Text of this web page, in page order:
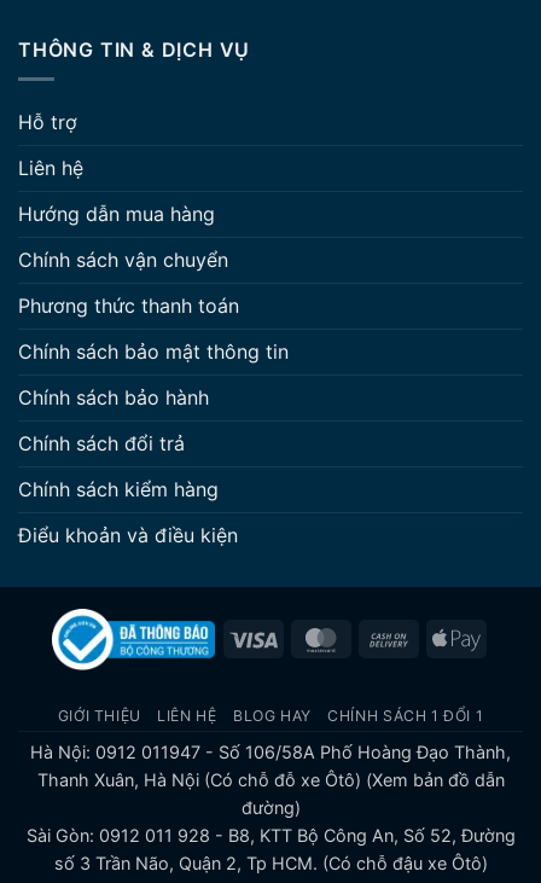
THÔNG TIN & DỊCH VỤ
Hỗ trợ
Liên hệ
Hướng dẫn mua hàng
Chính sách vận chuyển
Phương thức thanh toán
Chính sách bảo mật thông tin
Chính sách bảo hành
Chính sách đổi trả
Chính sách kiểm hàng
Điểu khoản và điều kiện
Visa MasterCardCash
Apple
GIỚI THIỆU LIÊN HỆ BLOG HAY CHÍNH SÁCH 1 ĐỔI 1
Hà Nội: 0912 011947 - Số 106/58A Phố Hoàng Đạo Thành,
Thanh Xuân, Hà Nội (Có chỗ đỗ xe Ôtô) (Xem bản đồ dẫn
đường)
Sài Gòn: 0912 011 928 - B8, KTT Bộ Công An, Số 52, Đường
số 3 Trần Não, Quận 2, Tp HCM. (Có chỗ đậu xe Ôtô)